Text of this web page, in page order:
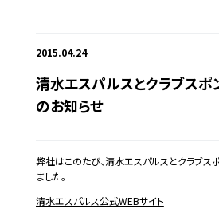
2015.04.24
清水エスパルスとクラブス
のお知らせ
弊社はこのたび、清水エスパルスとクラブス
ました。
清水エスパルス公式WEBサイト